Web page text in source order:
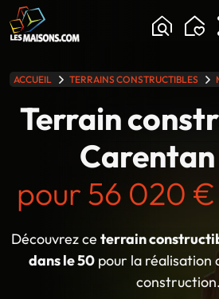
ACCUEIL TERRAINS CONSTRUCTIBLES
Terrain
pour 56 020
Découvrez ce terrain
dans le 50pour la réalisation
construction.